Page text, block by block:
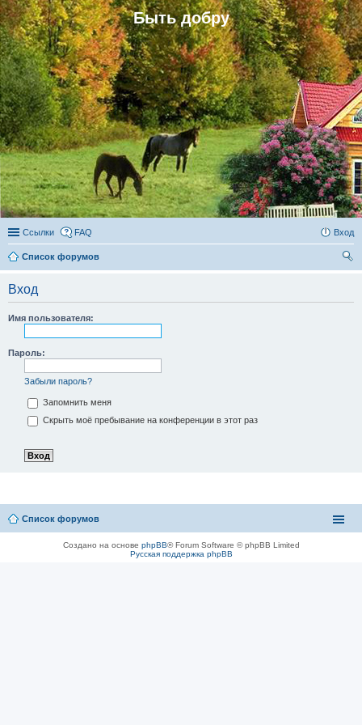
Быть добру
Ссылки FAQ Вход
Список форумов
Вход
Имя пользователя:
Пароль:
Забыли пароль?
Запомнить меня
Скрыть моё пребывание на конференции в этот раз
Список форумов
Создано на основе phpBB® Forum Software © phpBB Limited
Русская поддержка phpBB